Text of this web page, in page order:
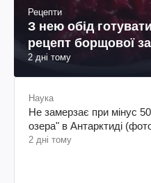
Рецепти
З нею обід
рецепт борщової
2 дні тому
Наука
Не замерзає при мінус
озера" в Антарктиді
2 дні тому